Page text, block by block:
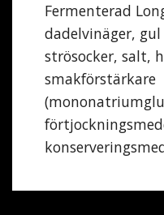
Fermenterad
dadelvinäger,
strösocker, salt,
smakförstärkare